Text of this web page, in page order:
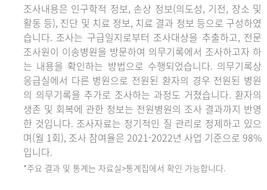
조사내용은 인구학적 정보, 손상 정보(의도성, 기전, 장소 및
활동 등), 진단 및 치료 정보, 치료 결과 정보 등으로 구성하였
습니다. 조사는 구급일지로부터 조사대상을 추출하고, 전문
조사원이 이송병원을 방문하여 의무기록에서 조사하고자 하
는 내용을 확인하는 방법으로 수행되었습니다. 의무기록상
응급실에서 다른 병원으로 전원된 환자의 경우 전원된 병원
의 의무기록을 추가로 조사하는 과정도 거쳤습니다. 환자의
생존 및 회복에 관한 정보는 전원병원의 조사 결과까지 반영
한 것입니다. 조사자료는 정기적인 질 관리로 정제하고 있으
며(월 1회), 조사 참여율은 2021-2022년 사업 기준으로 98%
입니다.
*주요 결과 및 통계는 자료실>통계집에서 확인 가능합니다.